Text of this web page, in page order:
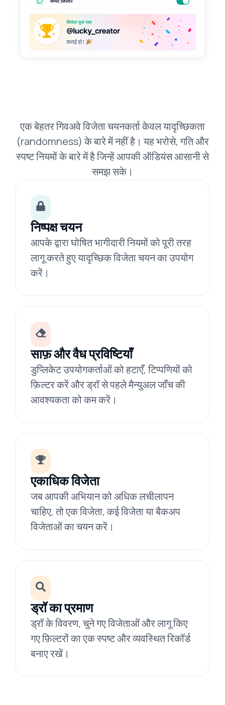
एक बेहतर गिवअवे विजेता चयनकर्ता केवल यादृच्छिकता
(randomness) के बारे में नहीं है। यह भरोसे, गति और
स्पष्ट नियमों के बारे में है जिन्हें आपकी ऑडियंस आसानी से
समझ सके।
निष्पक्ष चयन
आपके द्वारा घोषित भागीदारी नियमों को पूरी तरह
लागू करते हुए यादृच्छिक विजेता चयन का उपयोग
करें।
साफ़ और वैध प्रविष्टियाँ
डुप्लिकेट उपयोगकर्ताओं को हटाएँ, टिप्पणियों को
फ़िल्टर करें और ड्रॉ से पहले मैन्युअल जाँच की
आवश्यकता को कम करें।
एकाधिक विजेता
जब आपकी अभियान को अधिक लचीलापन
चाहिए, तो एक विजेता, कई विजेता या बैकअप
विजेताओं का चयन करें।
ड्रॉ का प्रमाण
ड्रॉ के विवरण, चुने गए विजेताओं और लागू किए
गए फ़िल्टरों का एक स्पष्ट और व्यवस्थित रिकॉर्ड
बनाए रखें।